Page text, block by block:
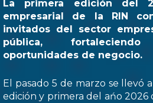
La primera edición del
empresarial de la RIN
invitados del sector
pública,
oportunidades de negocio.
El pasado 5 de marzo se llevó
edición y primera del ańo